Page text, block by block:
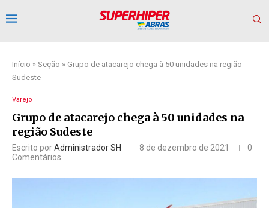
Início » Seção » Grupo de atacarejo chega à 50 unidades na região
Sudeste
Varejo
Grupo de atacarejo chega à 50 unidades na
região Sudeste
Escrito porAdministrador SH 8 de dezembro de 2021
0
Comentários